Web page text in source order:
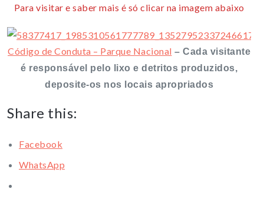
Para visitar e saber mais é só clicar na imagem abaixo
Código de Conduta – Parque Nacional – Cada visitante
é responsável pelo lixo e detritos produzidos,
deposite-os nos locais apropriados
Share this:
Facebook
WhatsApp